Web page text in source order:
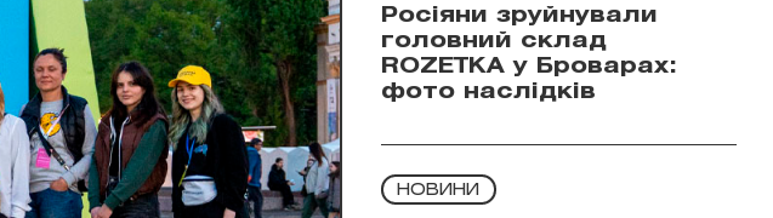
Росіяни зруйнували
головний склад
ROZETKA у Броварах:
фото наслідків
НОВИНИ